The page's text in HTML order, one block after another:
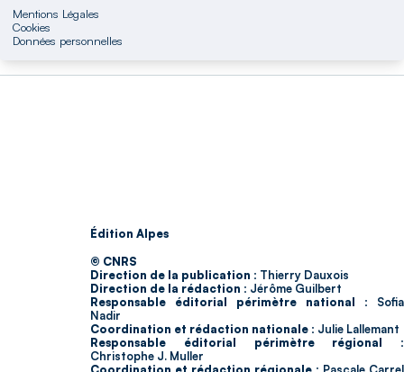
Mentions Légales
Cookies
Données personnelles
Édition Alpes
© CNRS
Direction de la publication : Thierry Dauxois
Direction de la rédaction : Jérôme Guilbert
Responsable éditorial périmètre national : Sofia
Nadir
Coordination et rédaction nationale : Julie Lallemant
Responsable éditorial périmètre régional :
Christophe J. Muller